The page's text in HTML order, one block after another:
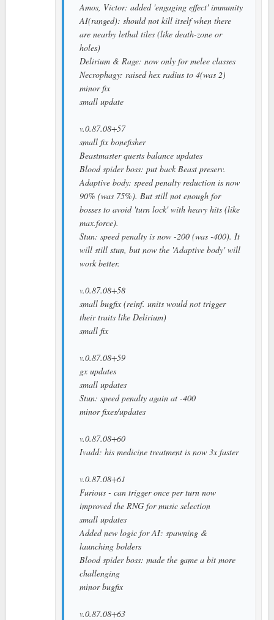
Amos, Victor: added 'engaging effect' immunity
AI(ranged): should not kill itself when there
are nearby lethal tiles (like death-zone or
holes)
Delirium & Rage: now only for melee classes
Necrophagy: raised hex radius to 4(was 2)
minor fix
small update
v.0.87.08+57
small fix bonefisher
Beastmaster quests balance updates
Blood spider boss: put back Beast preserv.
Adaptive body: speed penalty reduction is now
90% (was 75%). But still not enough for
bosses to avoid 'turn lock' with heavy hits (like
max.force).
Stun: speed penalty is now -200 (was -400). It
will still stun, but now the 'Adaptive body' will
work better.
v.0.87.08+58
small bugfix (reinf. units would not trigger
their traits like Delirium)
small fix
v.0.87.08+59
gx updates
small updates
Stun: speed penalty again at -400
minor fixes/updates
v.0.87.08+60
Ivadd: his medicine treatment is now 3x faster
v.0.87.08+61
Furious - can trigger once per turn now
improved the RNG for music selection
small updates
Added new logic for AI: spawning &
launching bolders
Blood spider boss: made the game a bit more
challenging
minor bugfix
v.0.87.08+63